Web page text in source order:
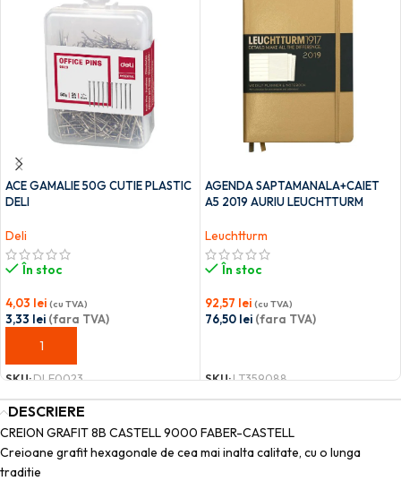
ACE GAMALIE 50G CUTIE PLASTIC
DELI
Deli
În stoc
4,03 lei (cu TVA)
3,33 lei (fara TVA)
ADAUGĂ ÎN COȘ
SKU:DLE0023
AGENDA SAPTAMANALA+CAIET
A5 2019 AURIU LEUCHTTURM
Leuchtturm
În stoc
92,57 lei (cu TVA)
76,50 lei (fara TVA)
SKU:LT359088
DESCRIERE
CREION GRAFIT 8B CASTELL 9000 FABER-CASTELL
Creioane grafit hexagonale de cea mai inalta calitate, cu o lunga
traditie